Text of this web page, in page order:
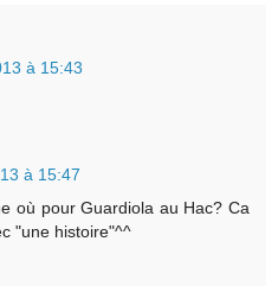
à 15:43
à 15:47
où pour Guardiola au Hac? Ca
"une histoire"^^